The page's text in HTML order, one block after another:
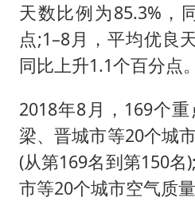
茅台部
乐享全
天数比例为85.3%，
点;1–8月，平均优良
同比上升1.1个百分点。
2018年8月，169个
梁、晋城市等20个城
(从第169名到第150名
市等20个城市空气质量